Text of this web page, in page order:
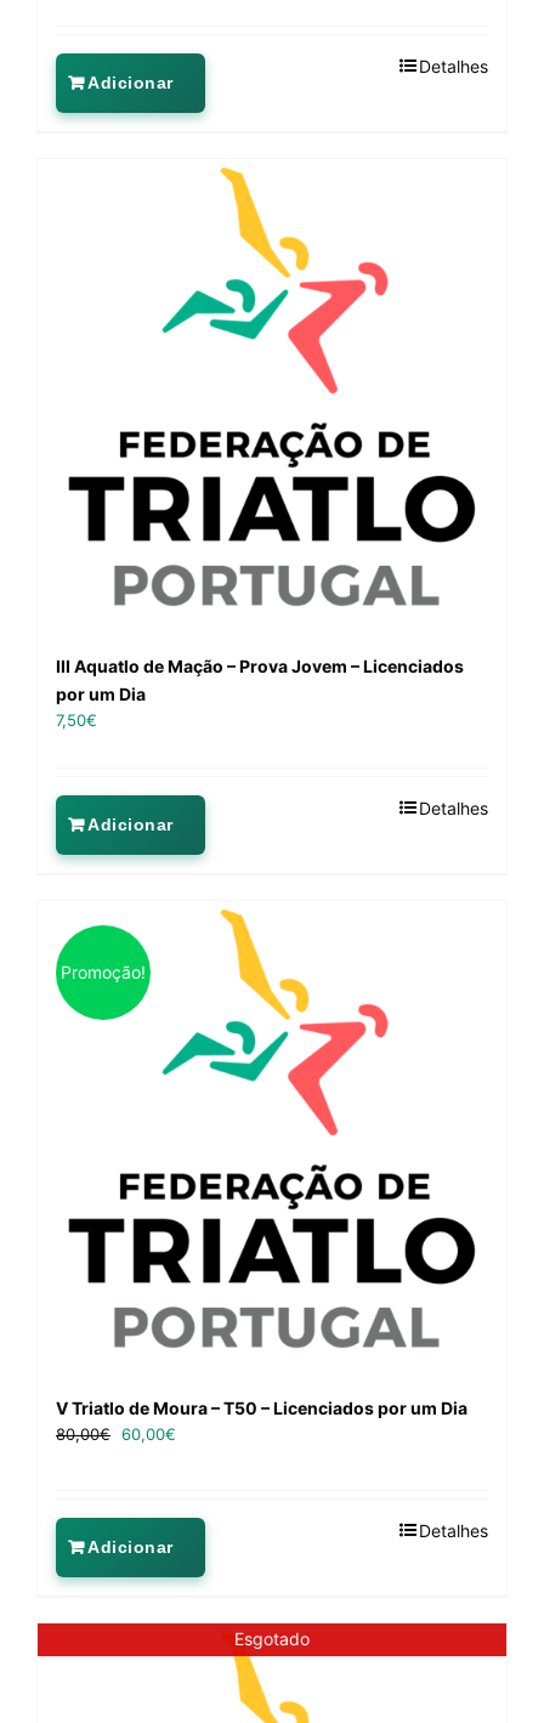
Adicionar
Detalhes
III Aquatlo de Mação – Prova Jovem – Licenciados
por um Dia
7,50€
Adicionar
Detalhes
Promoção!
V Triatlo de Moura – T50 – Licenciados por um Dia
80,00€ 60,00€
Adicionar
Detalhes
Esgotado